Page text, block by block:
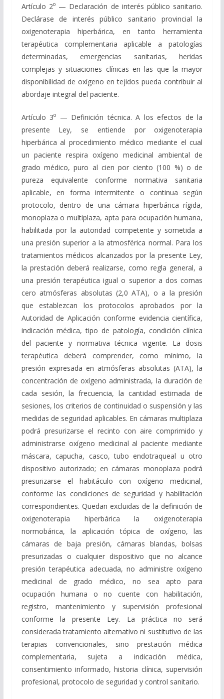
Artículo 2o— Declaración de interés público sanitario.
Declárase de interés público sanitario provincial la
oxigenoterapia hiperbárica, en tanto herramienta
terapéutica complementaria aplicable a patologías
determinadas, emergencias sanitarias, heridas
complejas y situaciones clínicas en las que la mayor
disponibilidad de oxígeno en tejidos pueda contribuir al
abordaje integral del paciente.
Artículo 3o
— Definición técnica. A los efectos de la
presente Ley, se entiende por oxigenoterapia
hiperbárica al procedimiento médico mediante el cual
un paciente respira oxígeno medicinal ambiental de
grado médico, puro al cien por ciento (100 %) o de
pureza equivalente conforme normativa sanitaria
aplicable, en forma intermitente o continua según
protocolo, dentro de una cámara hiperbárica rígida,
monoplaza o multiplaza, apta para ocupación humana,
habilitada por la autoridad competente y sometida a
una presión superior a la atmosférica normal. Para los
tratamientos médicos alcanzados por la presente Ley,
la prestación deberá realizarse, como regla general, a
una presión terapéutica igual o superior a dos comas
cero atmósferas absolutas (2,0 ATA), o a la presión
que establezcan los protocolos aprobados por la
Autoridad de Aplicación conforme evidencia científica,
indicación médica, tipo de patología, condición clínica
del paciente y normativa técnica vigente. La dosis
terapéutica deberá comprender, como mínimo, la
presión expresada en atmósferas absolutas (ATA), la
concentración de oxígeno administrada, la duración de
cada sesión, la frecuencia, la cantidad estimada de
sesiones, los criterios de continuidad o suspensión y las
medidas de seguridad aplicables. En cámaras multiplaza
podrá presurizarse el recinto con aire comprimido y
administrarse oxígeno medicinal al paciente mediante
máscara, capucha, casco, tubo endotraqueal u otro
dispositivo autorizado; en cámaras monoplaza podrá
presurizarse el habitáculo con oxígeno medicinal,
conforme las condiciones de seguridad y habilitación
correspondientes. Quedan excluidas de la definición de
oxigenoterapia hiperbárica la oxigenoterapia
normobárica, la aplicación tópica de oxígeno, las
cámaras de baja presión, cámaras blandas, bolsas
presurizadas o cualquier dispositivo que no alcance
presión terapéutica adecuada, no administre oxígeno
medicinal de grado médico, no sea apto para
ocupación humana o no cuente con habilitación,
registro, mantenimiento y supervisión profesional
conforme la presente Ley. La práctica no será
considerada tratamiento alternativo ni sustitutivo de las
terapias convencionales, sino prestación médica
complementaria, sujeta a indicación médica,
consentimiento informado, historia clínica, supervisión
profesional, protocolo de seguridad y control sanitario.